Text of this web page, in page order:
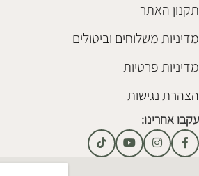
תקנון האתר
מדיניות משלוחים וביטולים
מדיניות פרטיות
הצהרת נגישות
עקבו אחרינו: